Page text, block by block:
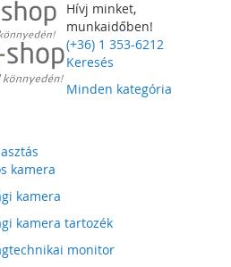
Hívj minket,
munkaidőben!
(+36) 1 353-6212
Keresés
Minden kategória
kamera
kamera
kamera tartozék
monitor